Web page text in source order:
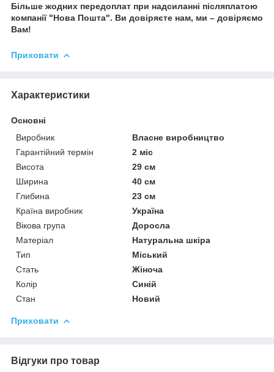
Більше жодних передоплат при надсиланні післяплатою
компанії "Нова Пошта". Ви довіряєте нам, ми – довіряємо
Вам!
Приховати
Характеристики
Основні
Виробник
Власне виробництво
Гарантійний термін
2 міс
Висота
29 см
Ширина
40 см
Глибина
23 см
Країна виробник
Україна
Вікова група
Доросла
Матеріал
Натуральна шкіра
Тип
Міський
Стать
Жіноча
Колір
Синій
Стан
Новий
Приховати
Відгуки про товар